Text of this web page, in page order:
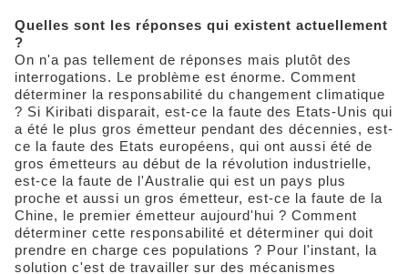
Quelles sont les réponses qui existent actuellement
?
On n'a pas tellement de réponses mais plutôt des
interrogations. Le problème est énorme. Comment
déterminer la responsabilité du changement climatique
? Si Kiribati disparait, est-ce la faute des Etats-Unis qui
a été le plus gros émetteur pendant des décennies, est-
ce la faute des Etats européens, qui ont aussi été de
gros émetteurs au début de la révolution industrielle,
est-ce la faute de l'Australie qui est un pays plus
proche et aussi un gros émetteur, est-ce la faute de la
Chine, le premier émetteur aujourd'hui ? Comment
déterminer cette responsabilité et déterminer qui doit
prendre en charge ces populations ? Pour l'instant, la
solution c'est de travailler sur des mécanismes